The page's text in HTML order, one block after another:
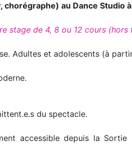
au Dance Studio
stage de 4, 8 ou 12 cours
Adultes et adolescents (à
du spectacle.
accessible depuis la Sortie